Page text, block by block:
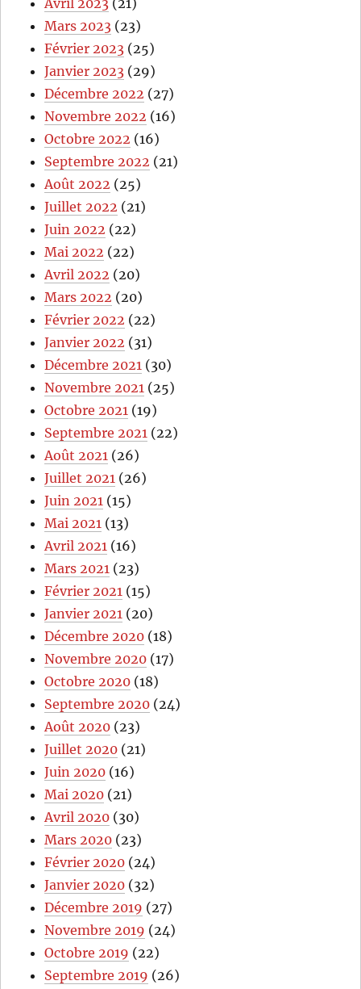
Avril 2023 (21)
Mars 2023 (23)
Février 2023 (25)
Janvier 2023 (29)
Décembre 2022 (27)
Novembre 2022 (16)
Octobre 2022 (16)
Septembre 2022 (21)
Août 2022 (25)
Juillet 2022 (21)
Juin 2022 (22)
Mai 2022 (22)
Avril 2022 (20)
Mars 2022 (20)
Février 2022 (22)
Janvier 2022 (31)
Décembre 2021 (30)
Novembre 2021 (25)
Octobre 2021 (19)
Septembre 2021 (22)
Août 2021 (26)
Juillet 2021 (26)
Juin 2021 (15)
Mai 2021 (13)
Avril 2021 (16)
Mars 2021 (23)
Février 2021 (15)
Janvier 2021 (20)
Décembre 2020 (18)
Novembre 2020 (17)
Octobre 2020 (18)
Septembre 2020 (24)
Août 2020 (23)
Juillet 2020 (21)
Juin 2020 (16)
Mai 2020 (21)
Avril 2020 (30)
Mars 2020 (23)
Février 2020 (24)
Janvier 2020 (32)
Décembre 2019 (27)
Novembre 2019 (24)
Octobre 2019 (22)
Septembre 2019 (26)